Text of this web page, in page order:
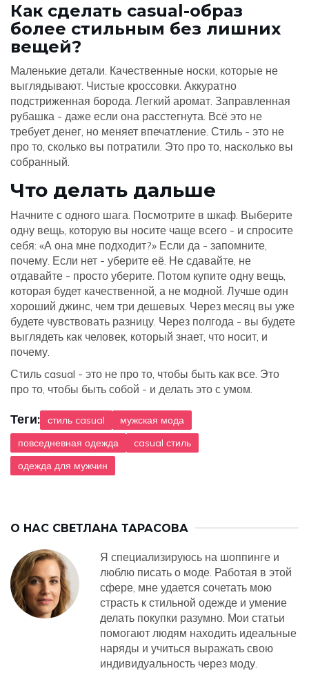
Как сделать casual-образ
более стильным без лишних
вещей?
Маленькие детали. Качественные носки, которые не
выглядывают. Чистые кроссовки. Аккуратно
подстриженная борода. Легкий аромат. Заправленная
рубашка - даже если она расстегнута. Всё это не
требует денег, но меняет впечатление. Стиль - это не
про то, сколько вы потратили. Это про то, насколько вы
собранный.
Что делать дальше
Начните с одного шага. Посмотрите в шкаф. Выберите
одну вещь, которую вы носите чаще всего - и спросите
себя: «А она мне подходит?» Если да - запомните,
почему. Если нет - уберите её. Не сдавайте, не
отдавайте - просто уберите. Потом купите одну вещь,
которая будет качественной, а не модной. Лучше один
хороший джинс, чем три дешевых. Через месяц вы уже
будете чувствовать разницу. Через полгода - вы будете
выглядеть как человек, который знает, что носит, и
почему.
Стиль casual - это не про то, чтобы быть как все. Это
про то, чтобы быть собой - и делать это с умом.
Теги: стиль casual
мужская мода
повседневная одежда
casual стиль
одежда для мужчин
О НАС СВЕТЛАНА ТАРАСОВА
Я специализируюсь на шоппинге и
люблю писать о моде. Работая в этой
сфере, мне удается сочетать мою
страсть к стильной одежде и умение
делать покупки разумно. Мои статьи
помогают людям находить идеальные
наряды и учиться выражать свою
индивидуальность через моду.